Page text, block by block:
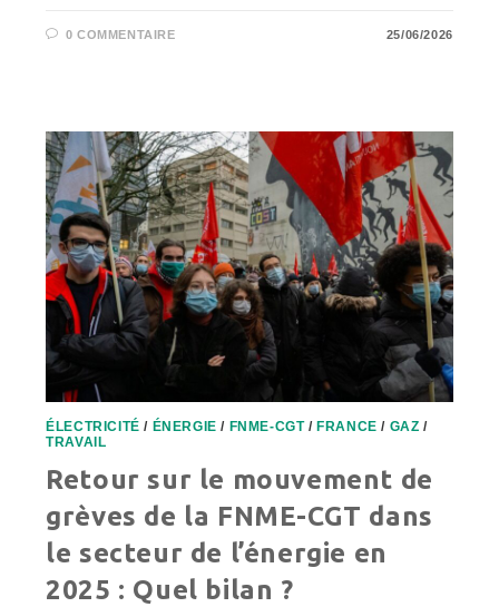
0 COMMENTAIRE 25/06/2026
ÉLECTRICITÉ / ÉNERGIE / FNME-CGT/ FRANCE / GAZ /
TRAVAIL
Retour sur le mouvement de
grèves de la FNME-CGT dans
le secteur de l’énergie en
2025 : Quel bilan ?